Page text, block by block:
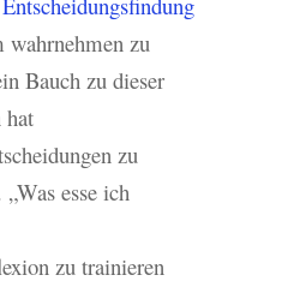
wahrnehmen zu
Bauch zu dieser
hat
zu
esse ich
zu trainieren